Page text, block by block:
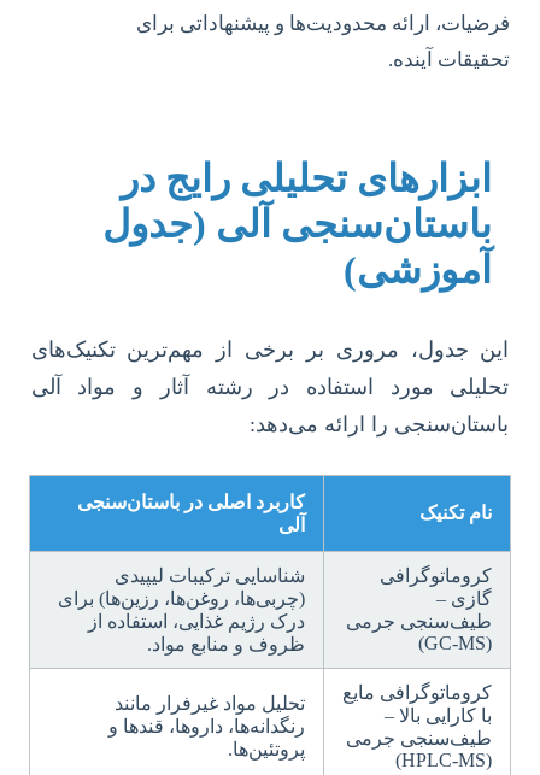
فرضیات، ارائه محدودیت‌ها و پیشنهاداتی برای
تحقیقات آینده.
ابزارهای تحلیلی رایج در
باستان‌سنجی آلی (جدول
آموزشی)
این جدول، مروری بر برخی از مهم‌ترین تکنیک‌های
تحلیلی مورد استفاده در رشته آثار و مواد آلی
باستان‌سنجی را ارائه می‌دهد:
نام تکنیک
کاربرد اصلی در باستان‌سنجی
آلی
کروماتوگرافی
گازی –
طیف‌سنجی جرمی
(GC-MS)
شناسایی ترکیبات لیپیدی
(چربی‌ها، روغن‌ها، رزین‌ها) برای
درک رژیم غذایی، استفاده از
ظروف و منابع مواد.
کروماتوگرافی مایع
با کارایی بالا –
طیف‌سنجی جرمی
(HPLC-MS)
تحلیل مواد غیرفرار مانند
رنگدانه‌ها، داروها، قندها و
پروتئین‌ها.